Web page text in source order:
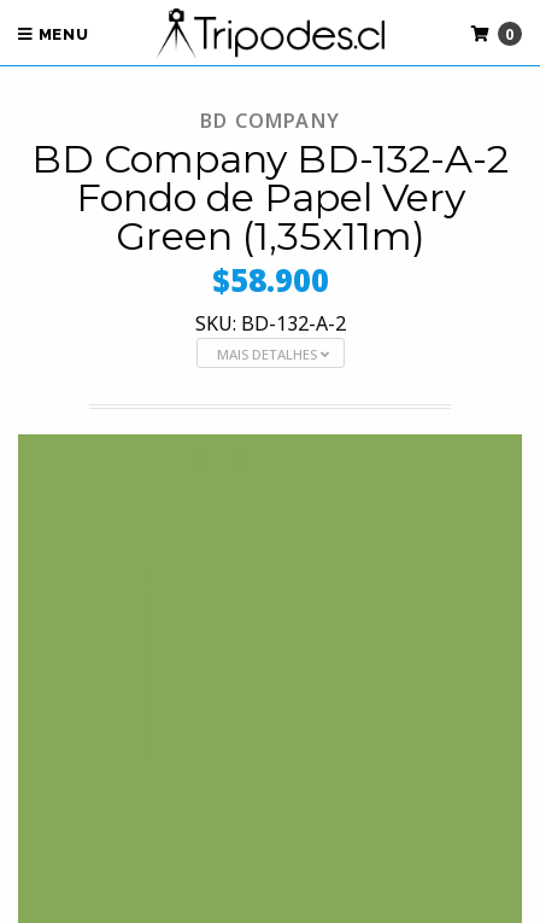
MENU 0
BD COMPANY
BD Company BD-132-A-2
Fondo de Papel Very
Green (1,35x11m)
$58.900
SKU: BD-132-A-2
MAIS DETALHES